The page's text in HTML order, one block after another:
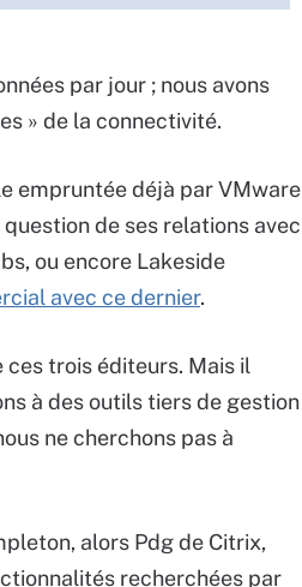
par jour ; nous avons
» de la connectivité.
empruntée déjà par VMware
de ses relations avec
ou encore Lakeside
avec ce dernier.
ces trois éditeurs. Mais il
à des outils tiers de gestion
ne cherchons pas à
alors Pdg de Citrix,
recherchées par